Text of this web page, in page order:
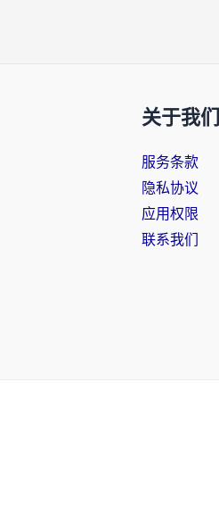
关于我们
服务条款
隐私协议
应用权限
联系我们